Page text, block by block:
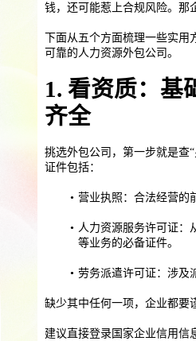
福利采购
提供一站式员工法务咨询
企业公益助残
个人社保保障业务
社保公积金缴纳 上海落户规
公司介绍
联系我们
加入我们
服务优势
智能工具
钱，还可能惹上合规风险。那
下面从五个方面梳理一些实
可靠的人力资源外包公司。
1. 看资质：基
齐全
挑选外包公司，第一步就是查
证件包括：
营业执照：合法经营的
人力资源服务许可证：
等业务的必备证件。
劳务派遣许可证：涉及
缺少其中任何一项，企业都要
建议直接登录国家企业信用信